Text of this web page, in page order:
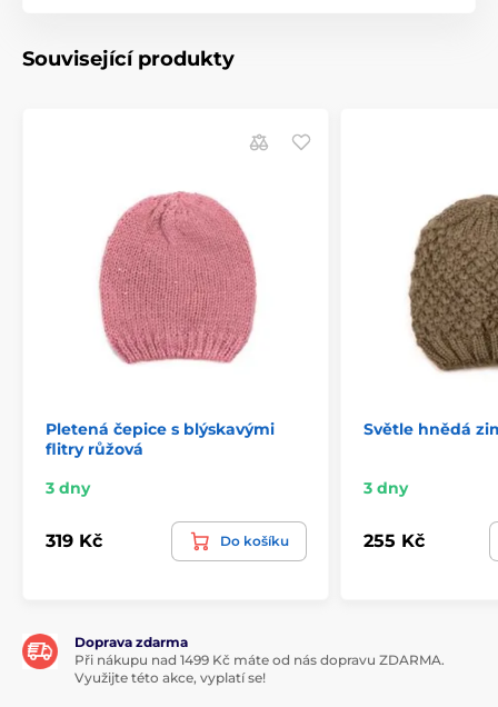
Související produkty
Pletená čepice s blýskavými
flitry růžová
3 dny
319 Kč Do košíku
Světle hnědá
3 dny
255 Kč
Doprava zdarma
Při nákupu nad 1499 Kč máte od nás dopravu ZDARMA.
Využijte této akce, vyplatí se!